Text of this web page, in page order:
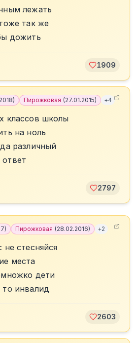
лежать
так же
дожить
1909
) Пирожковая (27.01.2015) +4
классов школы
на ноль
различный
2797
) Пирожковая (28.02.2016) +2
не стесняйся
места
дети
инвалид
2603